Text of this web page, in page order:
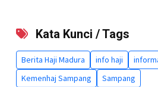
Kata Kunci / Tags
Berita Haji Madura info haji
Kemenhaj Sampang
Sampang